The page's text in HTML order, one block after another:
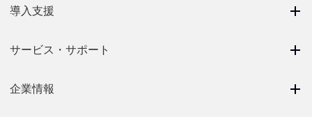
導入支援
サービス・サポート
企業情報